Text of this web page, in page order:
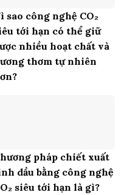
sao công nghệ CO₂
tới hạn có thể giữ
nhiều hoạt chất và
thơm tự nhiên
pháp chiết xuất
dầu bằng công nghệ
siêu tới hạn là gì?